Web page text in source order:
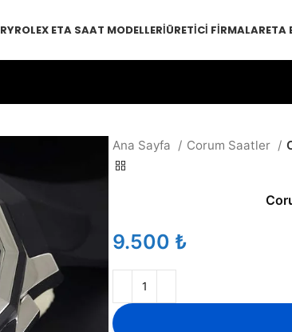
ROLEX ETA SAAT MODELLERIÜRETICI FIRMALARETA
Ana Sayfa Corum Saatler
₺